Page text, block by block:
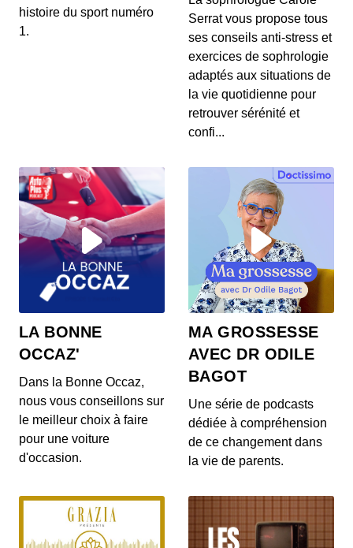
histoire du sport numéro
1.
Serrat vous propose tous
ses conseils anti-stress et
exercices de sophrologie
adaptés aux situations de
la vie quotidienne pour
retrouver sérénité et
confi...
LA BONNE
OCCAZ'
Dans la Bonne Occaz,
nous vous conseillons sur
le meilleur choix à faire
pour une voiture
d'occasion.
MA GROSSESSE
AVEC DR ODILE
BAGOT
Une série de podcasts
dédiée à compréhension
de ce changement dans
la vie de parents.